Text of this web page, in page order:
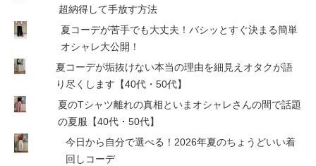
超納得して手放す方法
夏コーデが苦手でも大丈夫！バシッとすぐ決まる簡単
オシャレ大公開！
夏コーデが垢抜けない本当の理由を細見えオタクが語
り尽くします【40代・50代】
夏のTシャツ離れの真相といまオシャレさんの間で話題
の夏服【40代・50代】
今日から自分で選べる！2026年夏のちょうどいい着
回しコーデ